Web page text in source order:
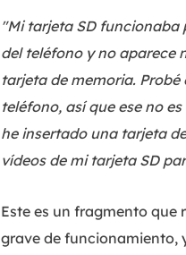
"Mi tarjeta SD funcionaba
del teléfono y no aparece
tarjeta de memoria.
teléfono, así que ese no
he insertado una tarjeta
vídeos de mi tarjeta SD
Este es un fragmento que
grave de funcionamiento,